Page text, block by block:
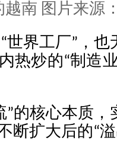
越南 图片来源
世界工厂”，
热炒的“制造
”的核心本质
断扩大后的“